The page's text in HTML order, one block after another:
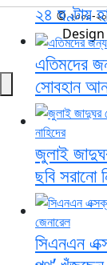
২৪ ঘণ্টায়
এতিমদের
সোবহান
জুলাই
ছবি সরানো
সিএনএন
© ২০০০-